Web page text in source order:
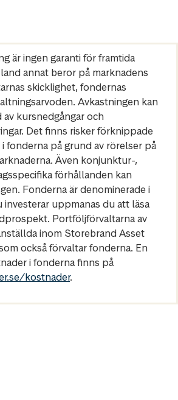
är ingen garanti för framtida
annat beror på marknadens
skicklighet, fondernas
Avkastningen kan
kursnedgångar och
Det finns risker förknippade
fonderna på grund av rörelser på
Även konjunktur-,
förhållanden kan
Fonderna är denominerade i
investerar uppmanas du att läsa
Portföljförvaltarna av
inom Storebrand Asset
också förvaltar fonderna. En
i fonderna finns på
kostnader.